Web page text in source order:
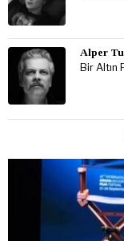
Alper
Bir Altın